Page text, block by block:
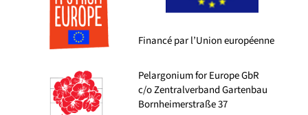
Financé par l’Union européenne
Pelargonium for Europe GbR
c/o Zentralverband Gartenbau
Bornheimerstraße 37